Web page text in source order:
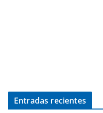
Entradas recientes